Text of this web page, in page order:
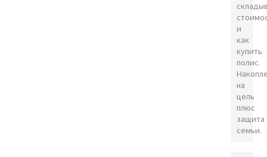
и
как
купить
полис.
на
цель
плюс
защита
семьи.